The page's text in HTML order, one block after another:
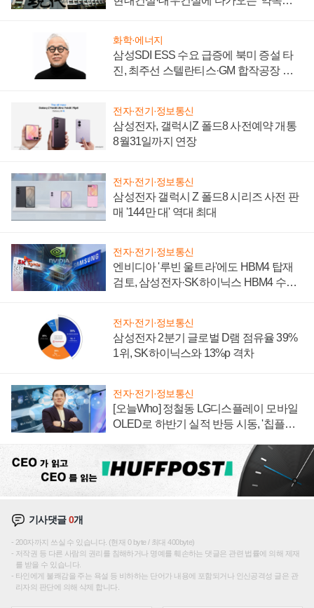
화학·에너지
삼성SDI ESS 수요 급증에 북미 증설 타
진, 최주선 스텔란티스·GM 합작공장 건
전자·전기·정보통신
삼성전자, 갤럭시Z 폴드8 사전예약 개통
8월31일까지 연장
전자·전기·정보통신
삼성전자 갤럭시 Z 폴드8 시리즈 사전 판
매 '144만 대' 역대 최대
전자·전기·정보통신
엔비디아 '루빈 울트라'에도 HBM4 탑재
검토, 삼성전자·SK하이닉스 HBM4 수율
전자·전기·정보통신
삼성전자 2분기 글로벌 D램 점유율 39%
1위, SK하이닉스와 13%p 격차
전자·전기·정보통신
[오늘Who] 정철동 LG디스플레이 모바일
OLED로 하반기 실적 반등 시동, '칩플레
기사댓글0개
200자까지 쓰실 수 있습니다. (현재 0 byte / 최대 400byte)
저작권 등 다른 사람의 권리를 침해하거나 명예를 훼손하는 댓글은 관련 법률에 의해 제재
를 받을 수 있습니다.
타인에게 불쾌감을 주는 욕설 등 비하하는 단어가 내용에 포함되거나 인신공격성 글은 관
리자의 판단에 의해 삭제 합니다.